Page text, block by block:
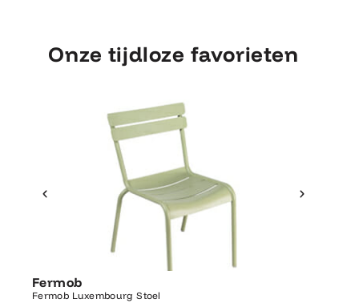
Onze tijdloze favorieten
Fermob
Fermob Luxembourg Stoel
Ontdek Fermob
Luxembourg Stoel